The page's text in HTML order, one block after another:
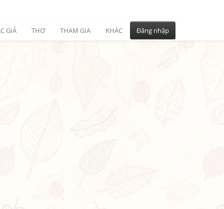
GIẢ THƠ THAM GIA KHÁC Đăng nhập